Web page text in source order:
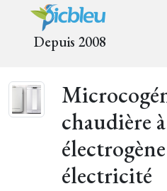
Depuis 2008
chaudière
électricité